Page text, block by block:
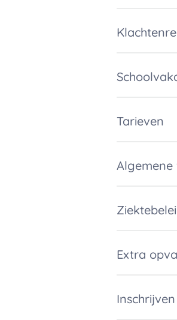
Tarieven
Extra